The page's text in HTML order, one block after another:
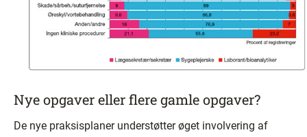
Nye opgaver eller flere gamle opgaver?
De nye praksisplaner understøtter øget involvering af